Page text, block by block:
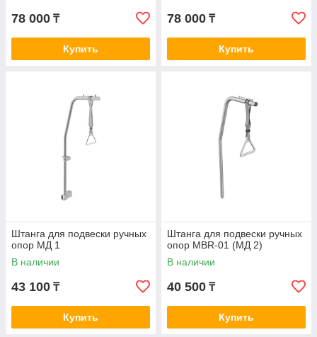
78 000 ₸
Купить
78 000 ₸
Купить
Штанга для подвески ручных
опор МД 1
В наличии
43 100 ₸
Купить
Штанга для подвески ручных
опор MBR-01 (МД 2)
В наличии
40 500 ₸
Купить